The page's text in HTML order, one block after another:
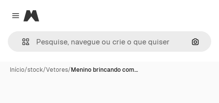
Close menu
Magnific
Início/stock/Vetores/Menino brincando com…